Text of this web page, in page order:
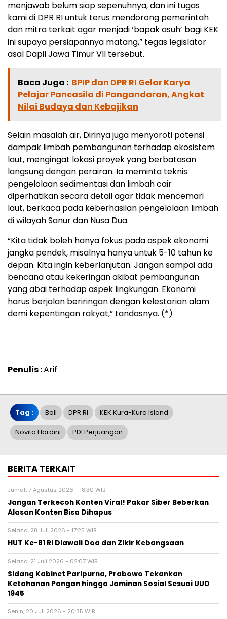
menjawab belum siap sepenuhnya, dan ini tugas
kami di DPR RI untuk terus mendorong pemerintah
dan mitra terkait agar menjadi ‘bapak asuh’ bagi KEK
ini supaya persiapannya matang,” tegas legislator
asal Dapil Jawa Timur VII tersebut.
Baca Juga : BPIP dan DPR RI Gelar Karya
Pelajar Pancasila di Pangandaran, Angkat
Nilai Budaya dan Kebajikan
Selain masalah air, Dirinya juga menyoroti potensi
dampak limbah pembangunan terhadap ekosistem
laut, mengingat lokasi proyek yang berbatasan
langsung dengan perairan. Ia meminta teknis
pengelolaan sedimentasi dan limbah cair
diperhatikan secara detail agar tidak mencemari
laut, berkaca pada keberhasilan pengelolaan limbah
di wilayah Sanur dan Nusa Dua.
“Kita tidak boleh hanya fokus pada aspek ekonomi
jangka pendek, misalnya hanya untuk 5-10 tahun ke
depan. Kita ingin keberlanjutan. Jangan sampai ada
bencana atau kekeringan akibat pembangunan
yang abai terhadap aspek lingkungan. Ekonomi
harus berjalan beriringan dengan kelestarian alam
demi kepentingan rakyat,” tandasnya. (*)
Penulis :Arif
Tag : Bali DPR RI KEK Kura-Kura Island
Novita Hardini PDI Perjuangan
BERITA TERKAIT
Jumat, 7 Agustus 2026 - 18:30 WIB
Jangan Terkecoh Konten Viral! Pakar Siber Beberkan
Alasan Konten Bisa Dihapus
Selasa, 28 Juli 2026 - 17:25 WIB
HUT Ke-81 RI Diawali Doa dan Zikir Kebangsaan
Selasa, 21 Juli 2026 - 02:07 WIB
Sidang Kabinet Paripurna, Prabowo Tekankan
Ketahanan Pangan hingga Jaminan Sosial Sesuai UUD
1945
Senin, 20 Juli 2026 - 20:35 WIB